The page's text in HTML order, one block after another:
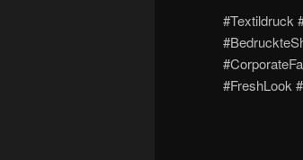
#Textildruck
#FreshLook